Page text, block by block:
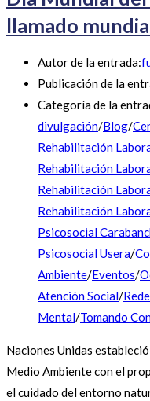
llamado
Autor de la entrada:
Publicación de la
Categoría de la
divulgación/Blog/
Rehabilitación
Rehabilitación
Rehabilitación
Rehabilitación
Psicosocial
Psicosocial Usera/
Ambiente/Eventos/
Atención Social/
Mental/Tomando
Naciones Unidas
Medio Ambiente con el
el cuidado del entorno